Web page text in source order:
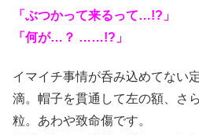
「ぶつかって来るって…!?」
「何が…？ ……!?」
イマイチ事情が呑み込めてない
滴。帽子を貫通して左の額、さ
粒。あわや致命傷です。